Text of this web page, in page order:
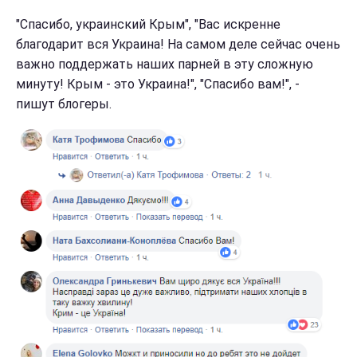
"Спасибо, украинский Крым", "Вас искренне
благодарит вся Украина! На самом деле сейчас очень
важно поддержать наших парней в эту сложную
минуту! Крым - это Украина!", "Спасибо вам!", -
пишут блогеры.